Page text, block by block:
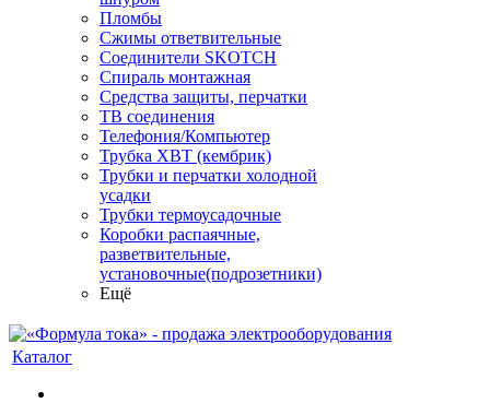
Пломбы
Сжимы ответвительные
Соединители SKOTCH
Спираль монтажная
Средства защиты, перчатки
ТВ соединения
Телефония/Компьютер
Трубка ХВТ (кембрик)
Трубки и перчатки холодной
усадки
Трубки термоусадочные
Коробки распаячные,
разветвительные,
установочные(подрозетники)
Ещё
Каталог